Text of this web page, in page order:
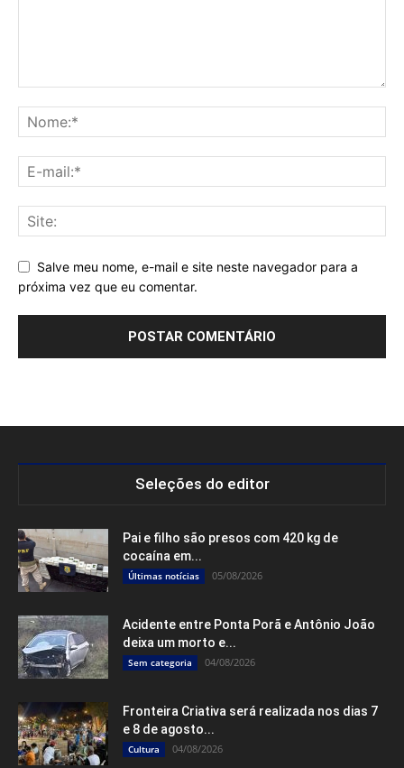
Salve meu nome, e-mail e site neste navegador para a
próxima vez que eu comentar.
Seleções do editor
Pai e filho são presos com 420 kg de
cocaína em...
Últimas notícias 05/08/2026
Acidente entre Ponta Porã e Antônio João
deixa um morto e...
Sem categoria 04/08/2026
Fronteira Criativa será realizada nos dias 7
e 8 de agosto...
Cultura 04/08/2026